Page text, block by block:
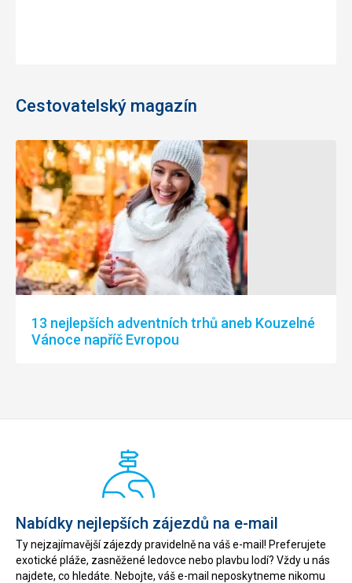
Cestovatelský magazín
13 nejlepších adventních trhů aneb Kouzelné
Vánoce napříč Evropou
Nabídky nejlepších zájezdů na e-mail
Ty nejzajímavější zájezdy pravidelně na váš e-mail! Preferujete
exotické pláže, zasněžené ledovce nebo plavbu lodí? Vždy u nás
najdete, co hledáte. Nebojte, váš e-mail neposkytneme nikomu